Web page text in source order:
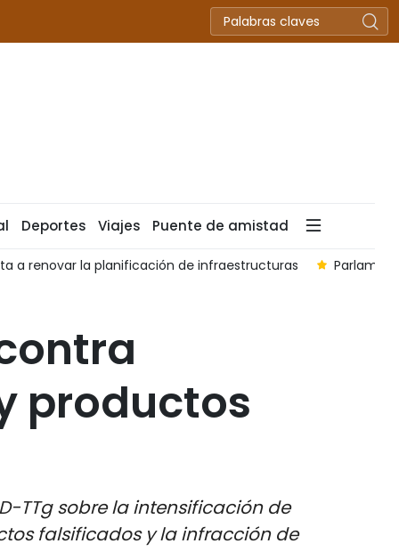
Deportes Viajes Puente de amistad
la planificación de infraestructuras Parlamento de
productos
TTg sobre la intensificación de
falsificados y la infracción de